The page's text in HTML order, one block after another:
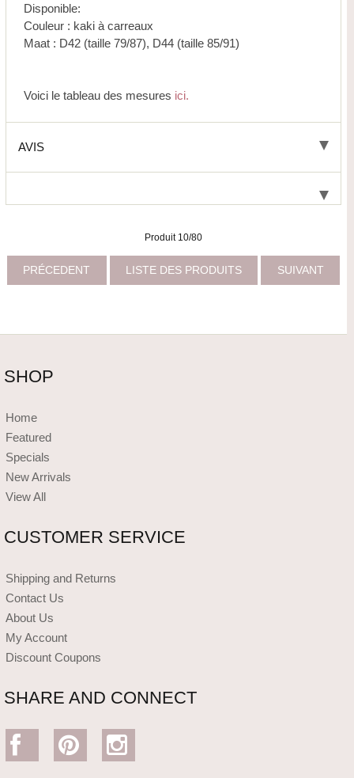
Disponible:
Couleur : kaki à carreaux
Maat : D42 (taille 79/87), D44 (taille 85/91)
Voici le tableau des mesures ici.
AVIS
Produit 10/80
PRÉCEDENT LISTE DES PRODUITS SUIVANT
SHOP
Home
Featured
Specials
New Arrivals
View All
CUSTOMER SERVICE
Shipping and Returns
Contact Us
About Us
My Account
Discount Coupons
SHARE AND CONNECT